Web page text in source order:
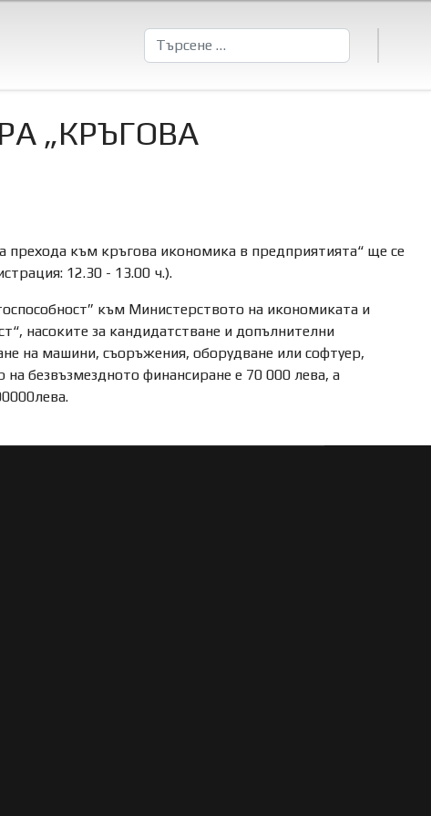
Търсене
„КРЪГОВА
прехода към кръгова икономика в предприятията“ ще се
12.30 - 13.00 ч.).
към Министерството на икономиката и
насоките за кандидатстване и допълнителни
на машини, съоръжения, оборудване или софтуер,
безвъзмездното финансиране е 70 000 лева, а